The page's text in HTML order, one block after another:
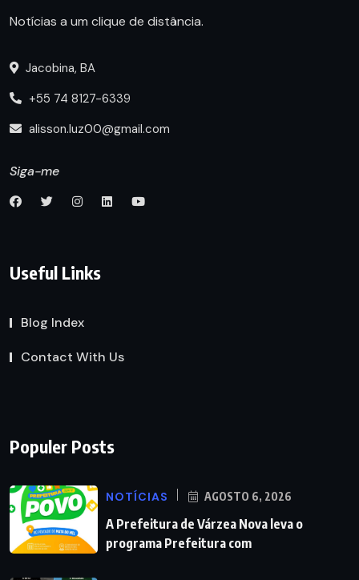
Notícias a um clique de distância.
Jacobina, BA
+55 74 8127-6339
alisson.luz00@gmail.com
Siga-me
Useful Links
Blog Index
Contact With Us
Populer Posts
NOTÍCIAS AGOSTO 6, 2026
A Prefeitura de Várzea Nova leva o
programa Prefeitura com